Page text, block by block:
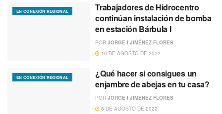
EN CONEXIÓN REGIONAL
Trabajadores de Hidrocentro
continúan instalación de bomba
en estación Bárbula I
POR JORGE I JIMÉNEZ FLORES
10 DE AGOSTO DE 2022
EN CONEXIÓN REGIONAL
¿Qué hacer si consigues un
enjambre de abejas en tu casa?
POR JORGE I JIMÉNEZ FLORES
8 DE AGOSTO DE 2022